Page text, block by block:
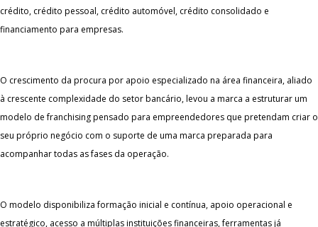
crédito, crédito pessoal, crédito automóvel, crédito consolidado e
financiamento para empresas.
O crescimento da procura por apoio especializado na área financeira, aliado
à crescente complexidade do setor bancário, levou a marca a estruturar um
modelo de franchising pensado para empreendedores que pretendam criar o
seu próprio negócio com o suporte de uma marca preparada para
acompanhar todas as fases da operação.
O modelo disponibiliza formação inicial e contínua, apoio operacional e
estratégico, acesso a múltiplas instituições financeiras, ferramentas já